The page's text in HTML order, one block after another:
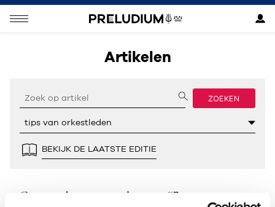
Artikelen
ZOEKEN
BEKIJK DE LAATSTE EDITIE
Geen resultaten gevonden voor “”.